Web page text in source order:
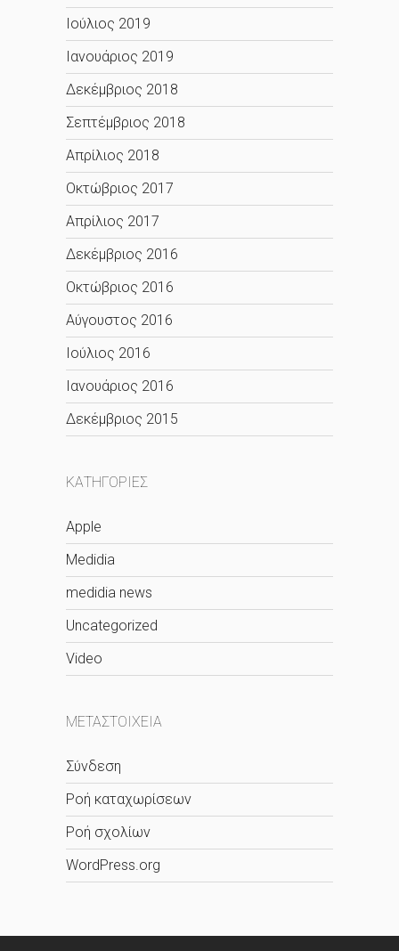
Ιούλιος 2019
Ιανουάριος 2019
Δεκέμβριος 2018
Σεπτέμβριος 2018
Απρίλιος 2018
Οκτώβριος 2017
Απρίλιος 2017
Δεκέμβριος 2016
Οκτώβριος 2016
Αύγουστος 2016
Ιούλιος 2016
Ιανουάριος 2016
Δεκέμβριος 2015
KΑΤΗΓΟΡΊΕΣ
Apple
Medidia
medidia news
Uncategorized
Video
ΜΕΤΑΣΤΟΙΧΕΊΑ
Σύνδεση
Ροή καταχωρίσεων
Ροή σχολίων
WordPress.org